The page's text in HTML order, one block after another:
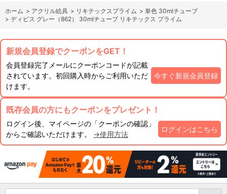
ホーム > アクリル絵具 > リキテックスプライム > 単色 30mlチューブ
> ディビス グレー（862） 30mlチューブ リキテックス プライム
新規会員登録でクーポンをGET！
会員登録完了メールにクーポンコードが記載
されています。初回購入時からご利用いただ
けます。
今すぐ新規会員登録
既存会員の方にもクーポンをプレゼント！
ログイン後、マイページの「クーポンの確認」
からご確認いただけます。 →使用方法
ログインはこちら